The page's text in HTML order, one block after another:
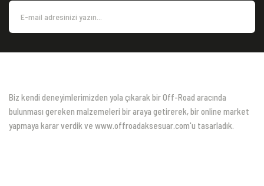
Biz kendi deneyimlerimizden yola çıkarak bir Off-Road aracında
bulunması gereken malzemeleri bir araya getirerek, bir online market
yapmaya karar verdik ve www.offroadaksesuar.com'u tasarladık.